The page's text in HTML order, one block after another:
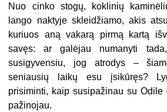
Nuo cinko stogų, koklinių
lango naktyje skleidžiamo, akis
kuriuos aną vakarą pirmą kartą
savęs: ar galėjau numanyti
susigyvensiu, jog atrodys –
seniausių laikų esu įsikūręs?
prisiminti, kaip susipažinau su
pažinojau.